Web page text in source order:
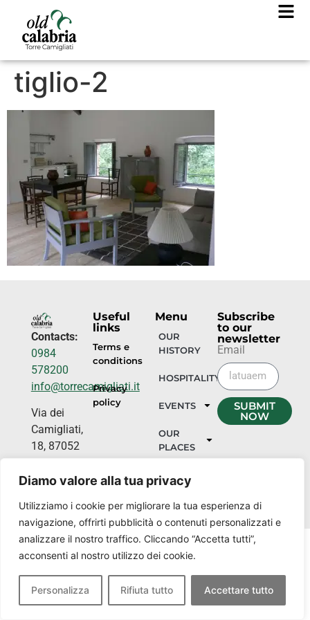
Diamo valore alla tua privacy
Utilizziamo i cookie per migliorare la tua esperienza di
navigazione, offrirti pubblicità o contenuti personalizzati e
analizzare il nostro traffico. Cliccando “Accetta tutti”,
acconsenti al nostro utilizzo dei cookie.
Personalizza Rifiuta tutto Accettare tutto
tiglio-2
Contacts:
0984
578200
info@torrecamigliati.it
Via dei
Camigliati,
18, 87052
Silano CS
Useful
links
Terms e
conditions
Privacy
policy
Menu
OUR
HISTORY
HOSPITALITY
EVENTS
OUR
PLACES
Subscribe
to our
newsletter
Email
SUBMIT
NOW